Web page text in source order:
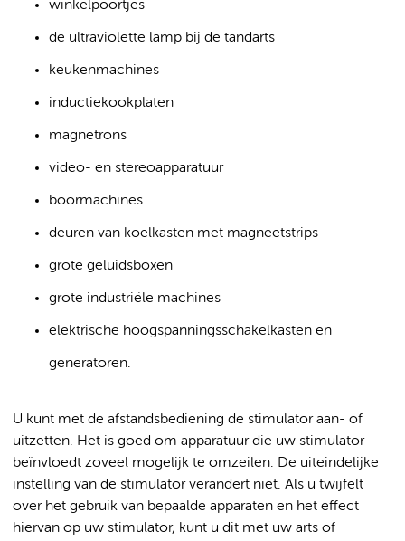
winkelpoortjes
de ultraviolette lamp bij de tandarts
keukenmachines
inductiekookplaten
magnetrons
video- en stereoapparatuur
boormachines
deuren van koelkasten met magneetstrips
grote geluidsboxen
grote industriële machines
elektrische hoogspanningsschakelkasten en
generatoren.
U kunt met de afstandsbediening de stimulator aan- of
uitzetten. Het is goed om apparatuur die uw stimulator
beïnvloedt zoveel mogelijk te omzeilen. De uiteindelijke
instelling van de stimulator verandert niet. Als u twijfelt
over het gebruik van bepaalde apparaten en het effect
hiervan op uw stimulator, kunt u dit met uw arts of